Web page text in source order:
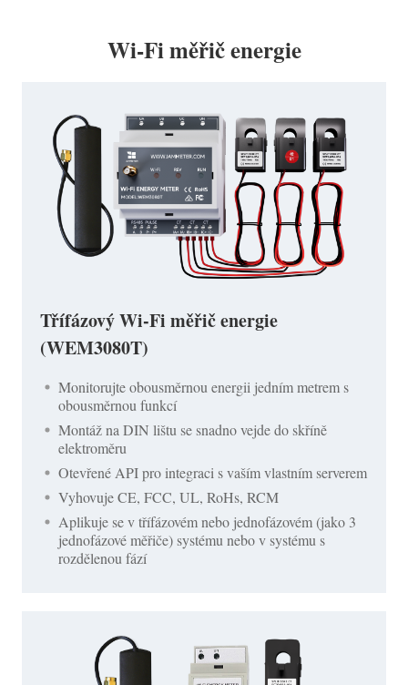
Wi-Fi měřič energie
Třífázový Wi-Fi měřič energie
(WEM3080T)
Monitorujte obousměrnou energii jedním metrem s
obousměrnou funkcí
Montáž na DIN lištu se snadno vejde do skříně
elektroměru
Otevřené API pro integraci s vaším vlastním serverem
Vyhovuje CE, FCC, UL, RoHs, RCM
Aplikuje se v třífázovém nebo jednofázovém (jako 3
jednofázové měřiče) systému nebo v systému s
rozdělenou fází